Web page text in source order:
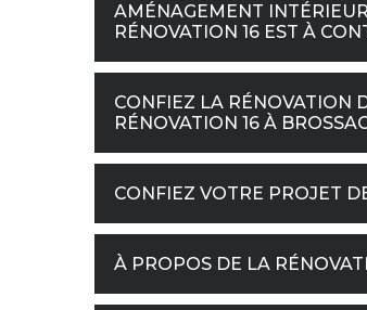
AMÉNAGEMENT
RÉNOVATION 16 EST À
CONFIEZ LA RÉNOVATION
RÉNOVATION 16 À
CONFIEZ VOTRE PROJET
À PROPOS DE LA